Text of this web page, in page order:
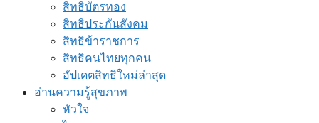
สิทธิบัตรทอง
สิทธิประกันสังคม
สิทธิข้าราชการ
สิทธิคนไทยทุกคน
อัปเดตสิทธิใหม่ล่าสุด
อ่านความรู้สุขภาพ
หัวใจ